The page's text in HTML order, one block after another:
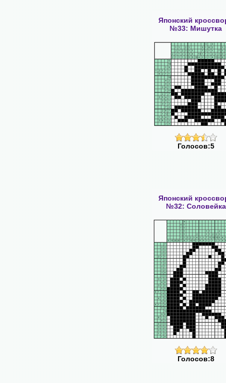
Японский
№33: Мишутка
Голосов:5
Японский
№32: Соловейка
Голосов:8